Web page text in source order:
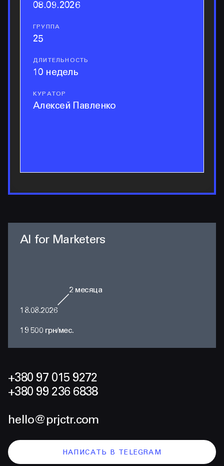
08.09.2026
группа
ГРУППА
25
длительность
ДЛИТЕЛЬНОСТЬ
10 недель
куратор
КУРАТОР
Алексей Павленко
AI for Marketers
18.08.2026
2 месяца
19 500 грн/мес.
+380 97 015 9272
+380 99 236 6838
hello@prjctr.com
НАПИСАТЬ В TELEGRAM